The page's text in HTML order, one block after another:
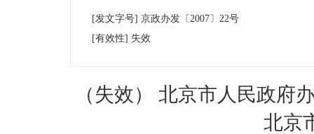
政务公开
[发文字号] 京政办发 〔2007〕 22号
[有效性] 失效
（失效） 北京市人民政府
北京